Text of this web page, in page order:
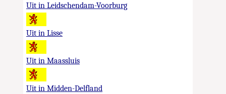
Uit in Leidschendam-Voorburg
Uit in Lisse
Uit in Maassluis
Uit in Midden-Delfland